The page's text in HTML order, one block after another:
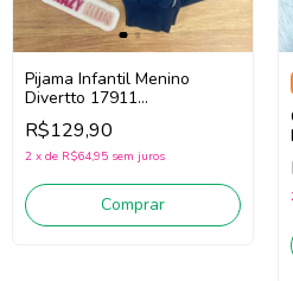
Pijama Infantil Menino
Divertto 17911
(Branco/Azul)
R$129,90
2 x de R$64,95 sem juros
Comprar